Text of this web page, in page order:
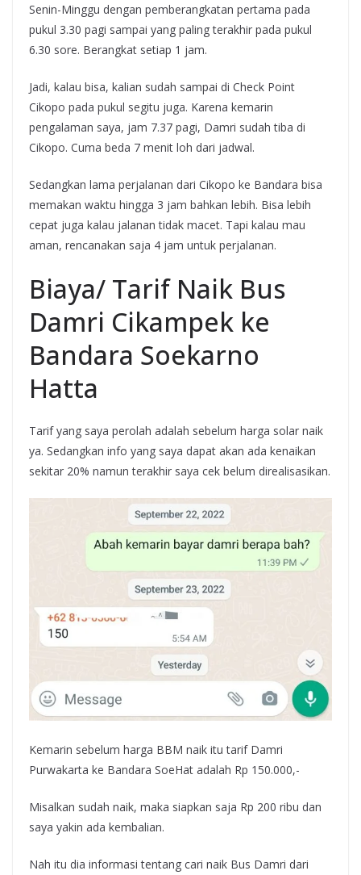
Senin-Minggu dengan pemberangkatan pertama pada
pukul 3.30 pagi sampai yang paling terakhir pada pukul
6.30 sore. Berangkat setiap 1 jam.
Jadi, kalau bisa, kalian sudah sampai di Check Point
Cikopo pada pukul segitu juga. Karena kemarin
pengalaman saya, jam 7.37 pagi, Damri sudah tiba di
Cikopo. Cuma beda 7 menit loh dari jadwal.
Sedangkan lama perjalanan dari Cikopo ke Bandara bisa
memakan waktu hingga 3 jam bahkan lebih. Bisa lebih
cepat juga kalau jalanan tidak macet. Tapi kalau mau
aman, rencanakan saja 4 jam untuk perjalanan.
Biaya/ Tarif Naik Bus
Damri Cikampek ke
Bandara Soekarno
Hatta
Tarif yang saya perolah adalah sebelum harga solar naik
ya. Sedangkan info yang saya dapat akan ada kenaikan
sekitar 20% namun terakhir saya cek belum direalisasikan.
Kemarin sebelum harga BBM naik itu tarif Damri
Purwakarta ke Bandara SoeHat adalah Rp 150.000,-
Misalkan sudah naik, maka siapkan saja Rp 200 ribu dan
saya yakin ada kembalian.
Nah itu dia informasi tentang cari naik Bus Damri dari